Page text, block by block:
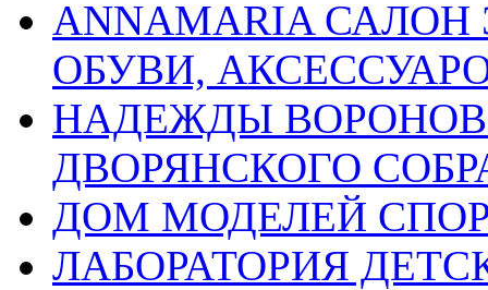
ANNAMARIA
ОБУВИ,
НАДЕЖДЫ
ДВОРЯНСКОГО
ДОМ МОДЕЛЕЙ
ЛАБОРАТОРИЯ